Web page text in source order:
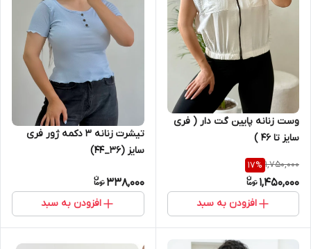
وست زنانه پایین گت دار ( فری
سایز تا ۴۶ )
1,750,000
17%
1,450,000
افزودن به سبد
تیشرت زنانه ۳ دکمه ژور فری
سایز (36_44)
338,000
افزودن به سبد